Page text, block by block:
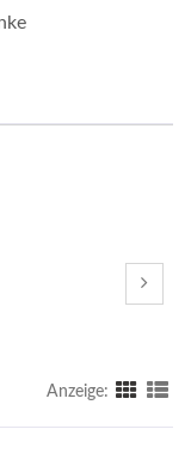
Anzeige: